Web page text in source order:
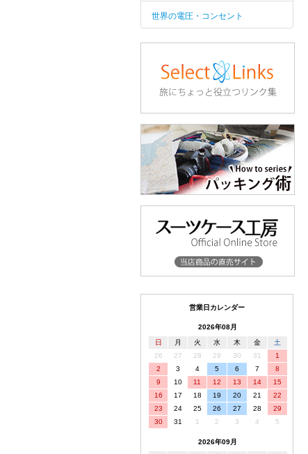
世界の電圧・コンセント
営業日カレンダー
2026年08月
日
月 火 水 木 金
土
26
27 28 29 30 31
1
2
3 4 5 6 7
8
9
10 11 12 13 14
15
16
17 18 19 20 21
22
23
24 25 26 27 28
29
30
31 1 2 3 4 5
2026年09月